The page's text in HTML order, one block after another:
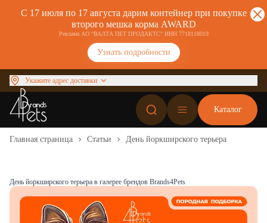
С 17 июля по 17 августа дарим контейнер при покупке
второго мешка корма AWARD
Реклама АО "ВАЛТА ПЕТ ПРОДАКТС" ИНН 7718118019
Узнать подробности
Укажите адрес доставки
Каталог
Главная страница Статьи День йоркширского терьера
День йоркширского терьера в галерее брендов Brands4Pets